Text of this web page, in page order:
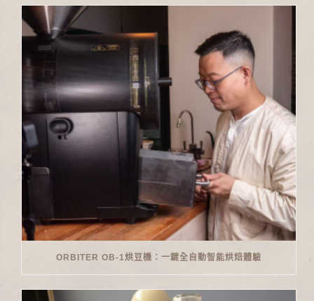
ORBITER OB-1烘豆機：一鍵全自動智能烘焙體驗